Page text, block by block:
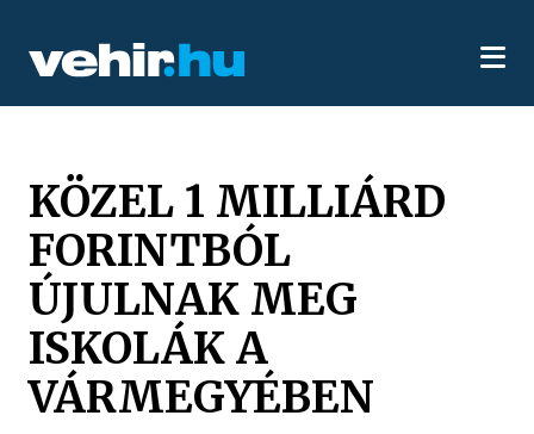
KÖZEL 1 MILLIÁRD
FORINTBÓL
ÚJULNAK MEG
ISKOLÁK A
VÁRMEGYÉBEN